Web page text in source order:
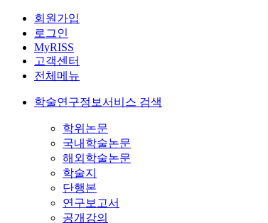
회원가입
로그인
MyRISS
고객센터
전체메뉴
학술연구정보서비스 검색
학위논문
국내학술논문
해외학술논문
학술지
단행본
연구보고서
공개강의